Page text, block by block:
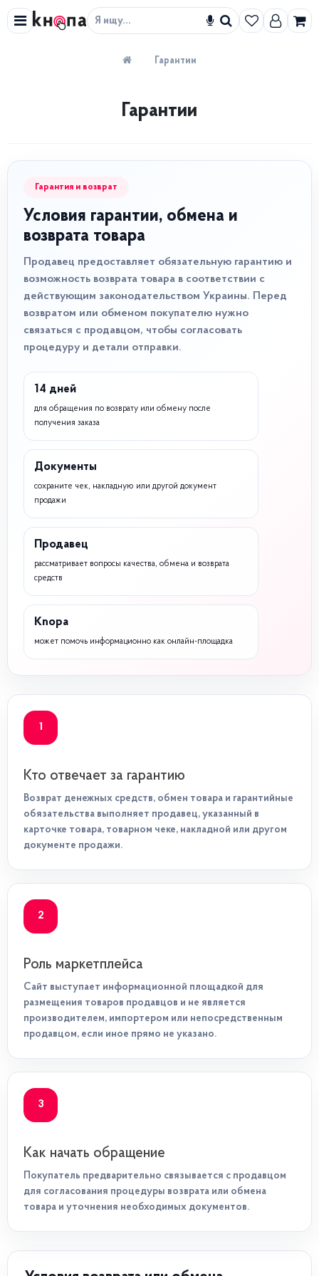
Искать
Гарантии
Гарантии
Гарантия и возврат
Условия гарантии, обмена и
возврата товара
Продавец предоставляет обязательную гарантию и
возможность возврата товара в соответствии с
действующим законодательством Украины. Перед
возвратом или обменом покупателю нужно
связаться с продавцом, чтобы согласовать
процедуру и детали отправки.
14 дней
для обращения по возврату или обмену после
получения заказа
Документы
сохраните чек, накладную или другой документ
продажи
Продавец
рассматривает вопросы качества, обмена и возврата
средств
Knopa
может помочь информационно как онлайн-площадка
1
Кто отвечает за гарантию
Возврат денежных средств, обмен товара и гарантийные
обязательства выполняет продавец, указанный в
карточке товара, товарном чеке, накладной или другом
документе продажи.
2
Роль маркетплейса
Сайт выступает информационной площадкой для
размещения товаров продавцов и не является
производителем, импортером или непосредственным
продавцом, если иное прямо не указано.
3
Как начать обращение
Покупатель предварительно связывается с продавцом
для согласования процедуры возврата или обмена
товара и уточнения необходимых документов.